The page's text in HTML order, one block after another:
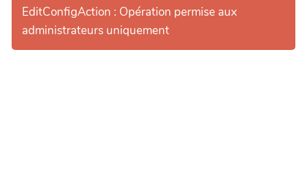
EditConfigAction : Opération permise aux
administrateurs uniquement